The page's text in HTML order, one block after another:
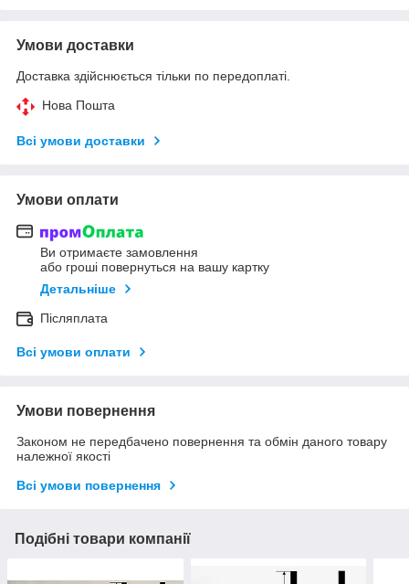
Умови доставки
Доставка здійснюється тільки по передоплаті.
Нова Пошта
Всі умови доставки
Умови оплати
Ви отримаєте замовлення
або гроші повернуться на вашу картку
Детальніше
Післяплата
Всі умови оплати
Умови повернення
Законом не передбачено повернення та обмін даного товару
належної якості
Всі умови повернення
Подібні товари компанії